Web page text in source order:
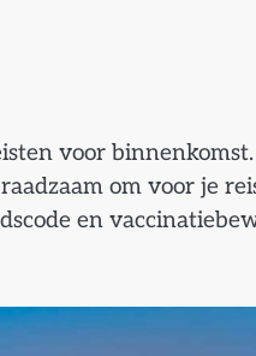
voor binnenkomst.
om voor je
en